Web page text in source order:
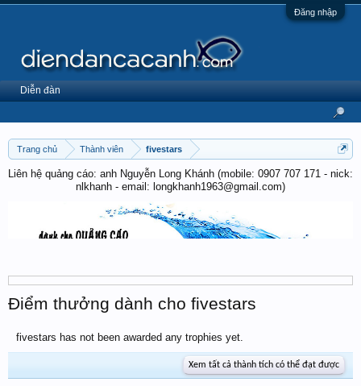
Đăng nhập
Trang chủ Thành viên fivestars
Liên hệ quảng cáo: anh Nguyễn Long Khánh (mobile: 0907 707 171 - nick:
nlkhanh - email: longkhanh1963@gmail.com)
Điểm thưởng dành cho fivestars
fivestars has not been awarded any trophies yet.
Xem tất cả thành tích có thể đạt được
Diễn đàn